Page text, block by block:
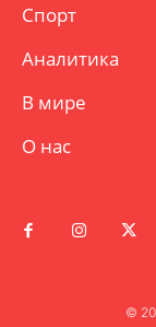
Спорт
Аналитика
В мире
О нас
©